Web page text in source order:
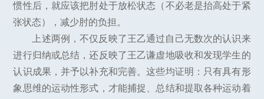
惯性后，就应该把肘处于放松状态（不必老是抬高处于紧
张状态），减少肘的负担。
上述两例，不仅反映了王乙通过自己无数次的认识来
进行归纳或总结，还反映了王乙谦虚地吸收和发现学生的
认识成果，并予以补充和完善。这些均证明：只有具有形
象思维的运动性形式，才能捕捉、总结和提取各种运动着